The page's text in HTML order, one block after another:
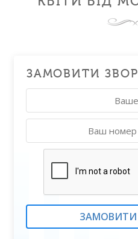
ЗАМОВИТИ